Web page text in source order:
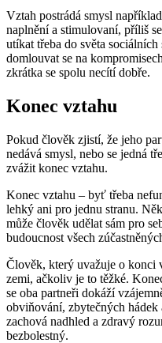
Vztah postrádá smysl
naplnění a stimulovaní, příliš
utíkat třeba do světa
domlouvat se na
zkrátka se spolu necítí dobře.
Konec vztahu
Pokud člověk zjistí, že jeho
nedává smysl, nebo se jedná
zvážit konec vztahu.
Konec vztahu – byť třeba
lehký ani pro jednu stranu.
může člověk udělat sám pro
budoucnost všech
Člověk, který uvažuje o konci
zemi, ačkoliv je to těžké.
se oba partneři dokáží
obviňování, zbytečných
zachová nadhled a zdravý
bezbolestný.